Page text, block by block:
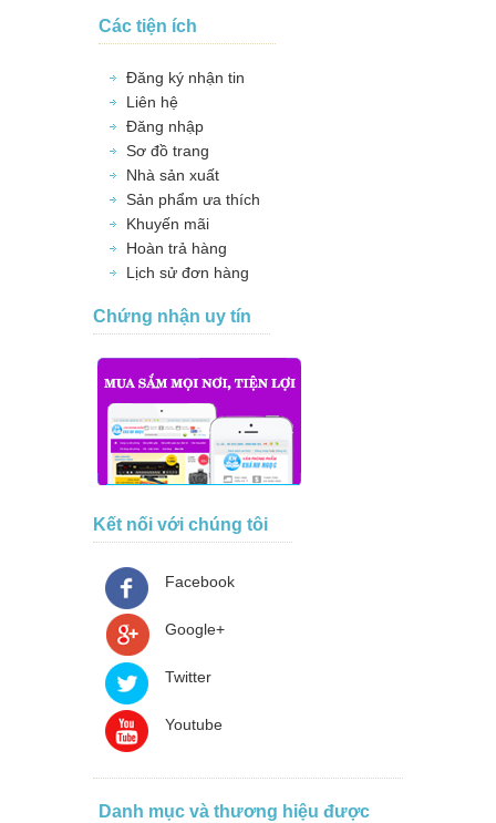
Các tiện ích
Đăng ký nhận tin
Liên hệ
Đăng nhập
Sơ đồ trang
Nhà sản xuất
Sản phẩm ưa thích
Khuyến mãi
Hoàn trả hàng
Lịch sử đơn hàng
Chứng nhận uy tín
Kết nối với chúng tôi
Facebook
Google+
Twitter
Youtube
Danh mục và thương hiệu được